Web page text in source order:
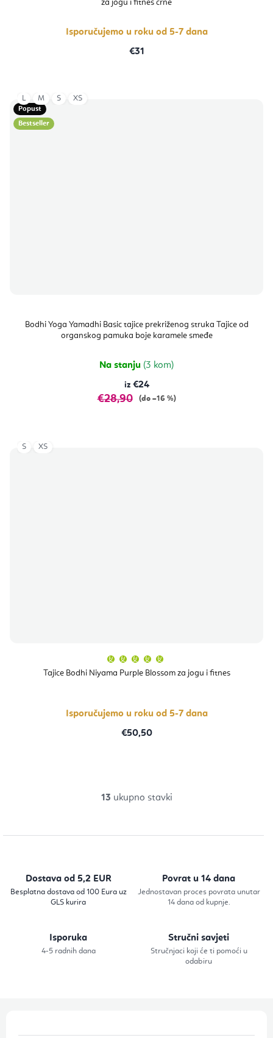
za jogu i fitnes crne
Isporučujemo u roku od 5-7 dana
€31
Popust
Bestseller
Bodhi Yoga Yamadhi Basic tajice prekriženog struka Tajice od
organskog pamuka boje karamele smeđe
Na stanju (3 kom)
€24
€28,90 (do –16 %)
L M S XS
Tajice Bodhi Niyama Purple Blossom za jogu i fitnes
proizvoda
je
zvjezdica.
Isporučujemo u roku od 5-7 dana
€50,50
S XS
n
o
13 ukupno stavki
Dostava od 5,2 EUR
Besplatna dostava od 100 Eura uz
GLS kurira
Povrat u 14 dana
Jednostavan proces povrata unutar
14 dana od kupnje.
Isporuka
4-5 radnih dana
Stručni savjeti
Stručnjaci koji će ti pomoći u
odabiru